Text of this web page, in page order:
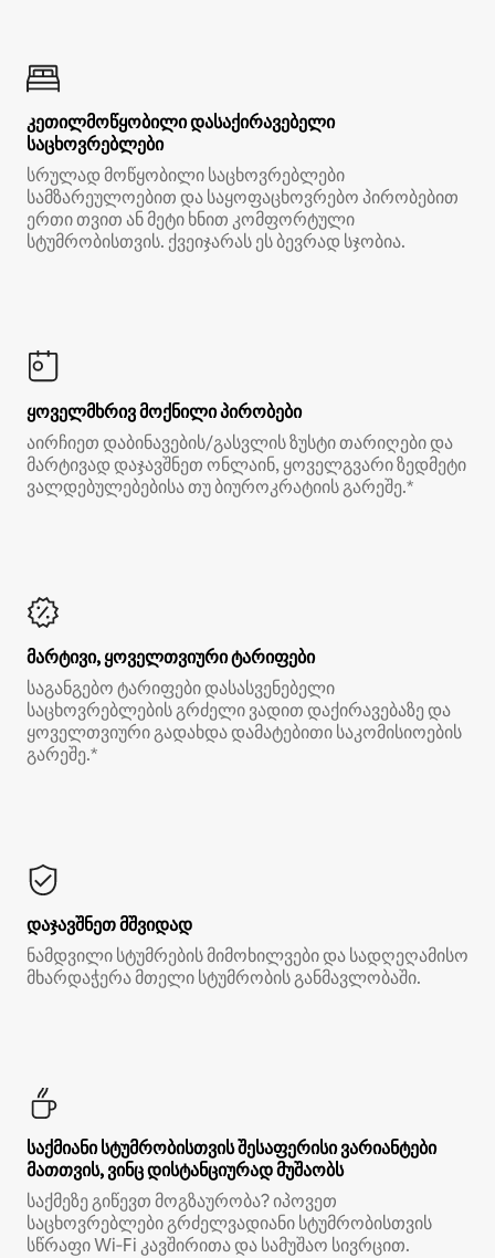
კეთილმოწყობილი დასაქირავებელი
საცხოვრებლები
სრულად მოწყობილი საცხოვრებლები
სამზარეულოებით და საყოფაცხოვრებო პირობებით
ერთი თვით ან მეტი ხნით კომფორტული
სტუმრობისთვის. ქვეიჯარას ეს ბევრად სჯობია.
ყოველმხრივ მოქნილი პირობები
აირჩიეთ დაბინავების/გასვლის ზუსტი თარიღები და
მარტივად დაჯავშნეთ ონლაინ, ყოველგვარი ზედმეტი
ვალდებულებებისა თუ ბიუროკრატიის გარეშე.*
მარტივი, ყოველთვიური ტარიფები
საგანგებო ტარიფები დასასვენებელი
საცხოვრებლების გრძელი ვადით დაქირავებაზე და
ყოველთვიური გადახდა დამატებითი საკომისიოების
გარეშე.*
დაჯავშნეთ მშვიდად
ნამდვილი სტუმრების მიმოხილვები და სადღეღამისო
მხარდაჭერა მთელი სტუმრობის განმავლობაში.
საქმიანი სტუმრობისთვის შესაფერისი ვარიანტები
მათთვის, ვინც დისტანციურად მუშაობს
საქმეზე გიწევთ მოგზაურობა? იპოვეთ
საცხოვრებლები გრძელვადიანი სტუმრობისთვის
სწრაფი Wi‑Fi კავშირითა და სამუშაო სივრცით.